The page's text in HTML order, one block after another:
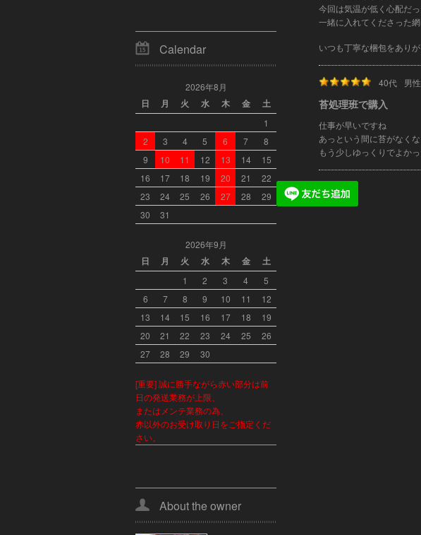
今回は気温が低く心配だ
一緒に入れてくださった
いつも丁寧な梱包をありが
40代 男性
苔処理班で購入
仕事が早いですね
あっという間に苔がなく
もう少しゆっくりでよか
Calendar
2026年8月
日 月 火 水 木 金 土
1
2
3 4 5 6 7
8
9
10 11 12 13 14
15
16
17 18 19 20 21
22
23
24 25 26 27 28
29
30
31
2026年9月
日 月 火 水 木 金 土
1 2 3 4
5
6
7 8 9 10 11
12
13
14 15 16 17 18
19
20
21 22 23 24 25
26
27
28 29 30
[重要] 誠に勝手ながら赤い部分は前
日の発送業務が上限、
またはメンテ業務の為、
赤以外のお受け取り日をご指定くだ
さい。
About the owner